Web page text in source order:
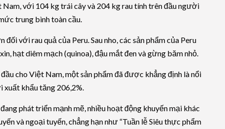
với 104 kg trái cây và 204 kg rau tính trên đầu người
trung bình toàn cầu.
với rau quả của Peru. Sau nho, các sản phẩm của Peru
hạt diêm mạch (quinoa), đậu mắt đen và gừng băm nhỏ.
cho Việt Nam, một sản phẩm đã được khẳng định là nổi
khẩu tăng 206,2%.
phát triển mạnh mẽ, nhiều hoạt động khuyến mại khác
và ngoại tuyến, chẳng hạn như “Tuần lễ Siêu thực phẩm